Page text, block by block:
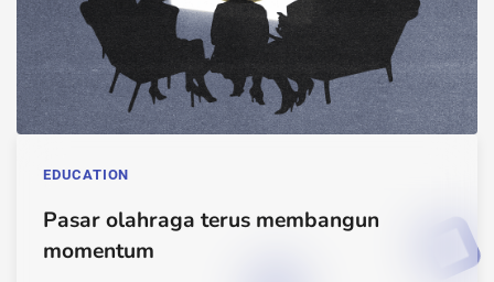
EDUCATION
Pasar olahraga terus membangun
momentum